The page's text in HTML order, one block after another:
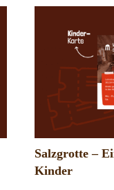
Salzgrotte –
Kinder